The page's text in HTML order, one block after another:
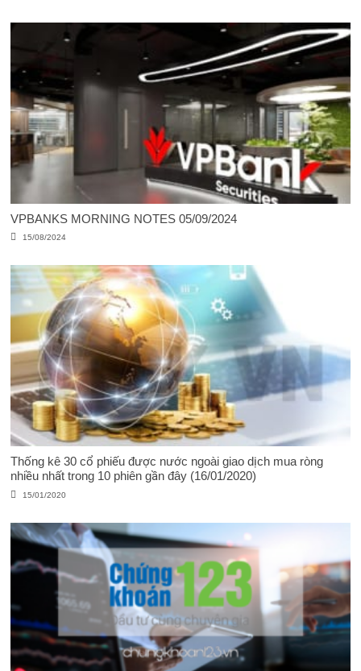
VPBANKS MORNING NOTES 05/09/2024
15/08/2024
Thống kê 30 cổ phiếu được nước ngoài giao dịch mua ròng
nhiều nhất trong 10 phiên gần đây (16/01/2020)
15/01/2020